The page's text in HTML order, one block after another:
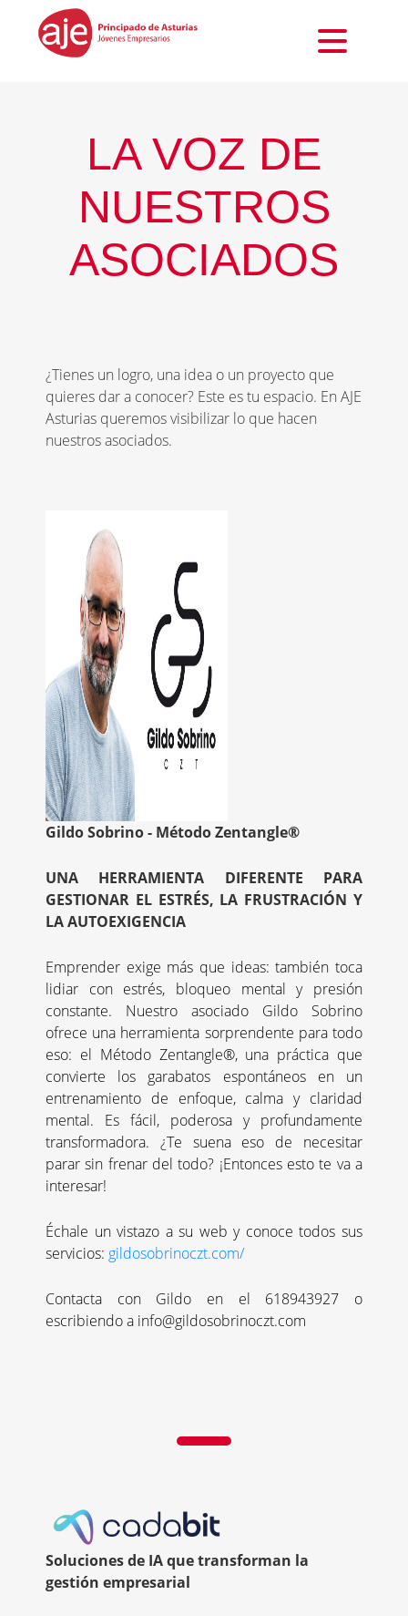
LA VOZ DE
NUESTROS
ASOCIADOS
¿Tienes un logro, una idea o un proyecto que
quieres dar a conocer? Este es tu espacio. En AJE
Asturias queremos visibilizar lo que hacen
nuestros asociados.
Gildo Sobrino - Método Zentangle®
UNA HERRAMIENTA DIFERENTE PARA
GESTIONAR EL ESTRÉS, LA FRUSTRACIÓN Y
LA AUTOEXIGENCIA
Emprender exige más que ideas: también toca
lidiar con estrés, bloqueo mental y presión
constante. Nuestro asociado Gildo Sobrino
ofrece una herramienta sorprendente para todo
eso: el Método Zentangle®, una práctica que
convierte los garabatos espontáneos en un
entrenamiento de enfoque, calma y claridad
mental. Es fácil, poderosa y profundamente
transformadora. ¿Te suena eso de necesitar
parar sin frenar del todo? ¡Entonces esto te va a
interesar!
Échale un vistazo a su web y conoce todos sus
servicios: gildosobrinoczt.com/
Contacta con Gildo en el 618943927 o
escribiendo a info@gildosobrinoczt.com
Soluciones de IA que transforman la
gestión empresarial